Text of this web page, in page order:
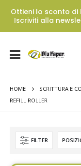
Ottieni lo sconto di
Iscriviti alla
Toggle
HOME SCRITTURA E
REFILL ROLLER
FILTER